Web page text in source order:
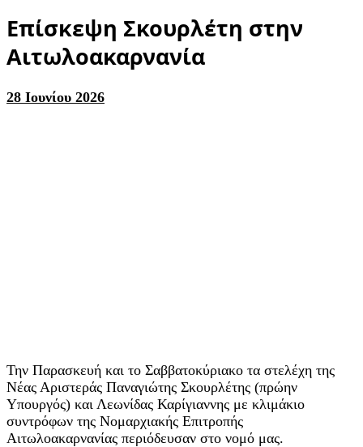
Επίσκεψη Σκουρλέτη στην
Αιτωλοακαρνανία
28 Ιουνίου 2026
Την Παρασκευή και το Σαββατοκύριακο τα στελέχη της
Νέας Αριστεράς Παναγιώτης Σκουρλέτης (πρώην
Υπουργός) και Λεωνίδας Καρίγιαννης με κλιμάκιο
συντρόφων της Νομαρχιακής Επιτροπής
Αιτωλοακαρνανίας περιόδευσαν στο νομό μας.